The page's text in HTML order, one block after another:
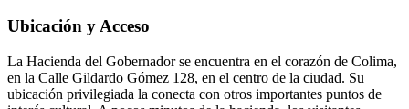
Ubicación y Acceso
La Hacienda del Gobernador se encuentra en el corazón de Colima,
en la Calle Gildardo Gómez 128, en el centro de la ciudad. Su
ubicación privilegiada la conecta con otros importantes puntos de